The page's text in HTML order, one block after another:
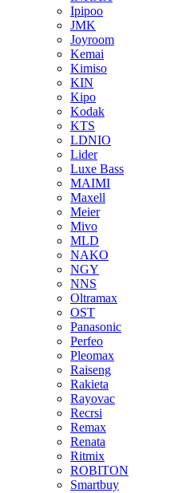
Ipipoo
JMK
Joyroom
Kemai
Kimiso
KIN
Kipo
Kodak
KTS
LDNIO
Lider
Luxe Bass
MAIMI
Maxell
Meier
Mivo
MLD
NAKO
NGY
NNS
Oltramax
OST
Panasonic
Perfeo
Pleomax
Raiseng
Rakieta
Rayovac
Recrsi
Remax
Renata
Ritmix
ROBITON
Smartbuy